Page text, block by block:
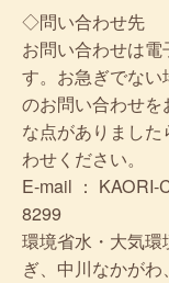
◇問い合わせ先
お問い合わせは
す。お急ぎでな
のお問い合わせ
な点がありまし
わせください。
E-mail ： KAORI-
8299
環境省水・大気
ぎ、中川なかがわ